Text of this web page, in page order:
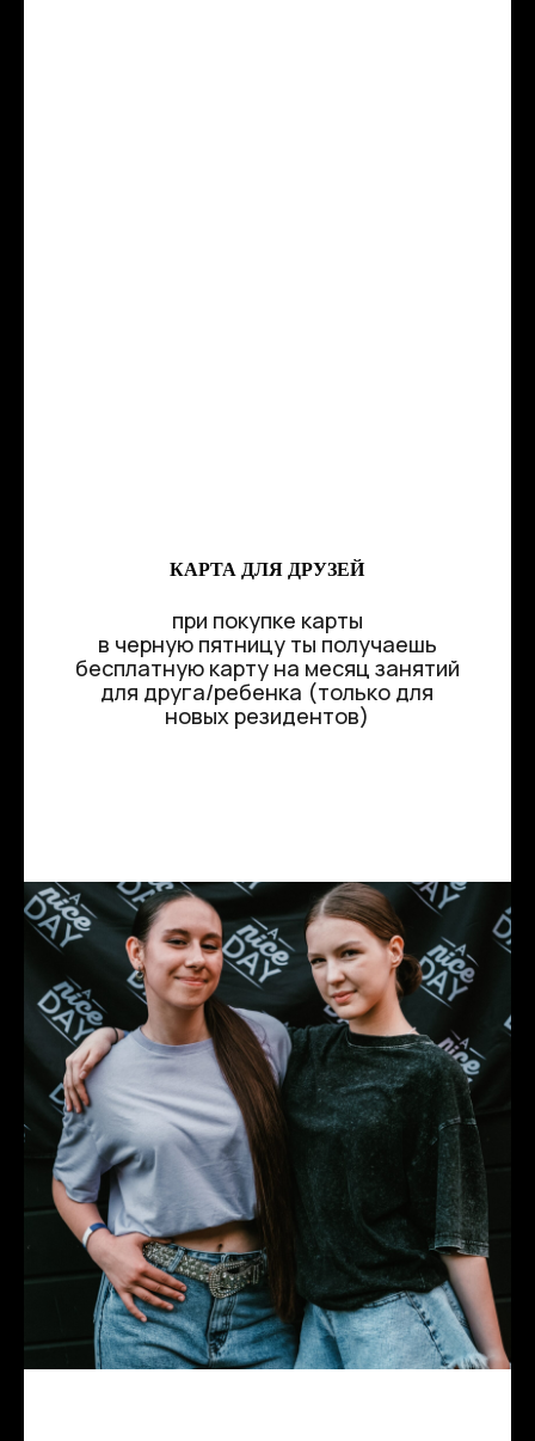
КАРТА ДЛЯ ДРУЗЕЙ
при покупке карты
в черную пятницу ты получаешь
бесплатную карту на месяц занятий
для друга/ребенка (только для
новых резидентов)